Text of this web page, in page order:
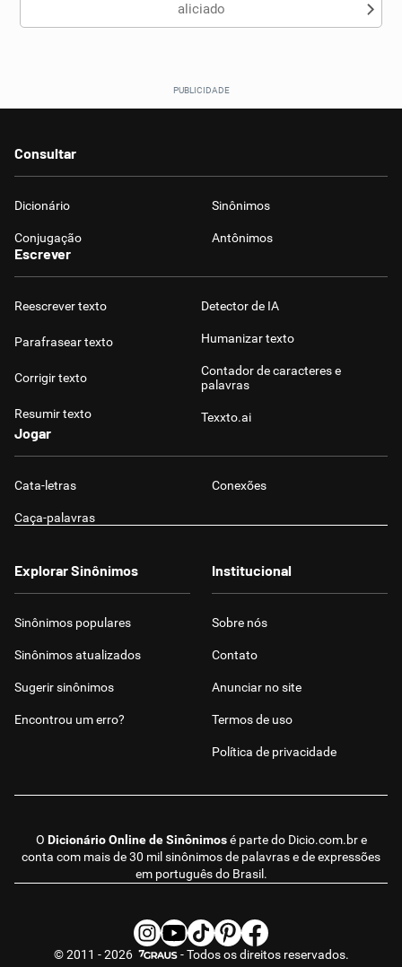
aliciado
Consultar
Dicionário Sinônimos
Conjugação Antônimos
Escrever
Reescrever texto
Parafrasear texto
Corrigir texto
Resumir texto
Detector de IA
Humanizar texto
Contador de caracteres e
palavras
Texxto.ai
Jogar
Cata-letras Conexões
Caça-palavras
O Dicionário Online de Sinônimosé parte do Dicio.com.bre
conta com mais de 30 mil sinônimos de palavras e de expressões
em português do Brasil.
Explorar Sinônimos
Sinônimos populares
Sinônimos atualizados
Sugerir sinônimos
Encontrou um erro?
Institucional
Sobre nós
Contato
Anunciar no site
Termos de uso
Política de privacidade
© 2011 - 2026 - Todos os direitos reservados.